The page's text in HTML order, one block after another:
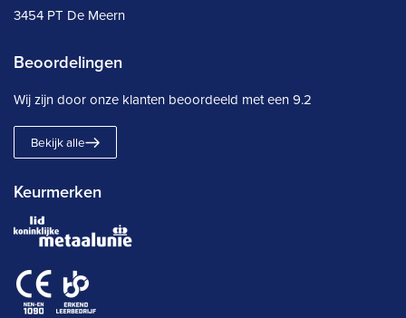
3454 PT De Meern
Beoordelingen
Wij zijn door onze klanten beoordeeld met een9.2
Bekijk alle
Keurmerken